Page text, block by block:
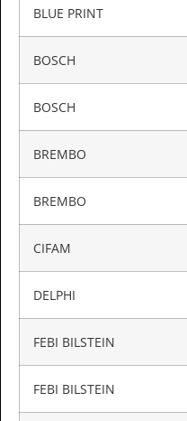
BLUE PRINT
BOSCH
BOSCH
BREMBO
BREMBO
CIFAM
DELPHI
FEBI BILSTEIN
FEBI BILSTEIN